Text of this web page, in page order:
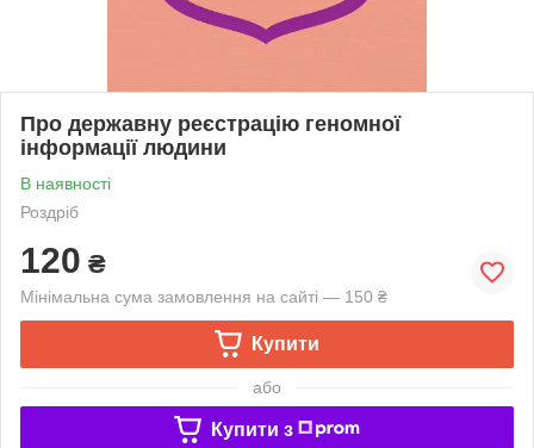
Про державну реєстрацію геномної
інформації людини
В наявності
Роздріб
120 ₴
Мінімальна сума замовлення на сайті — 150 ₴
Купити
або
Купити з